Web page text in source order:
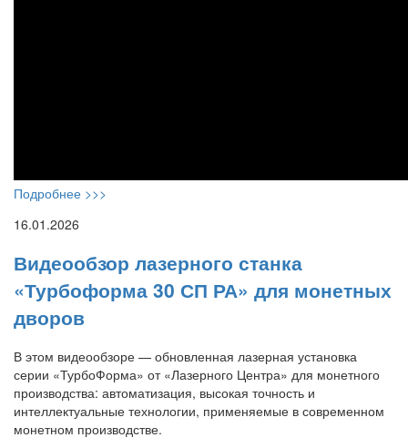
Подробнее >>>
16.01.2026
Видеообзор лазерного станка
«Турбоформа 30 СП РА» для монетных
дворов
В этом видеообзоре — обновленная лазерная установка
серии «ТурбоФорма» от «Лазерного Центра» для монетного
производства: автоматизация, высокая точность и
интеллектуальные технологии, применяемые в современном
монетном производстве.